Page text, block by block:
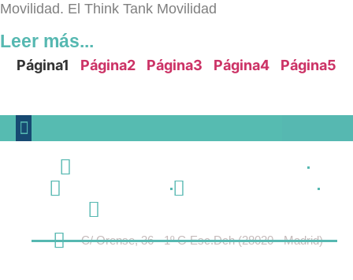
Movilidad. El Think Tank Movilidad
Leer más...
Página1 Página2 Página3 Página4 Página5
C/ Orense, 36 - 1º G Esc.Dch (28020 - Madrid)
C/ Orense, 36 - 1º G Esc.Dch (28020 - Madrid)